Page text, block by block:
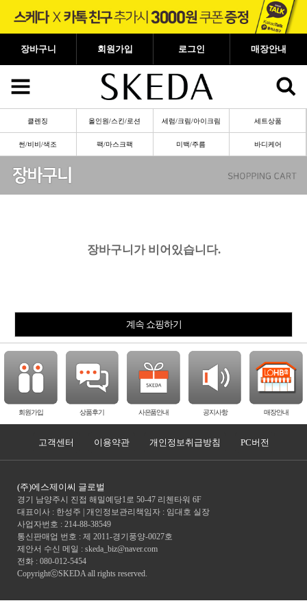
장바구니 회원가입 로그인 매장안내
클렌징 올인원/스킨/로션 세럼/크림/아이크림 세트상품
썬/비비/색조 팩/마스크팩 미백/주름 바디케어
장바구니가 비어있습니다.
계속 쇼핑하기
회원가입 상품후기 사은품안내 공지사항 매장안내
고객센터 이용약관 개인정보취급방침 PC버전
(주)에스제이씨 글로벌
경기 남양주시 진접 해밀예당1로 50-47 리첸타워 6F
대표이사 : 한성주 | 개인정보관리책임자 : 임대호 실장
사업자번호 : 214-88-38549
통신판매업 번호 : 제 2011-경기풍양-0027호
제안서 수신 메일 : skeda_biz@naver.com
전화 : 080-012-5454
CopyrightⓒSKEDA all rights reserved.